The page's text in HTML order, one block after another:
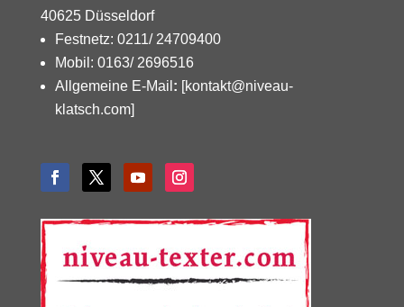
40625 Düsseldorf
Festnetz: 0211/ 24709400
Mobil: 0163/ 2696516
Allgemeine E-Mail : [kontakt@niveau-
klatsch.com]